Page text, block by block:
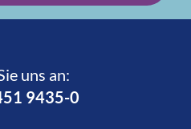
uns an:­
9435-0